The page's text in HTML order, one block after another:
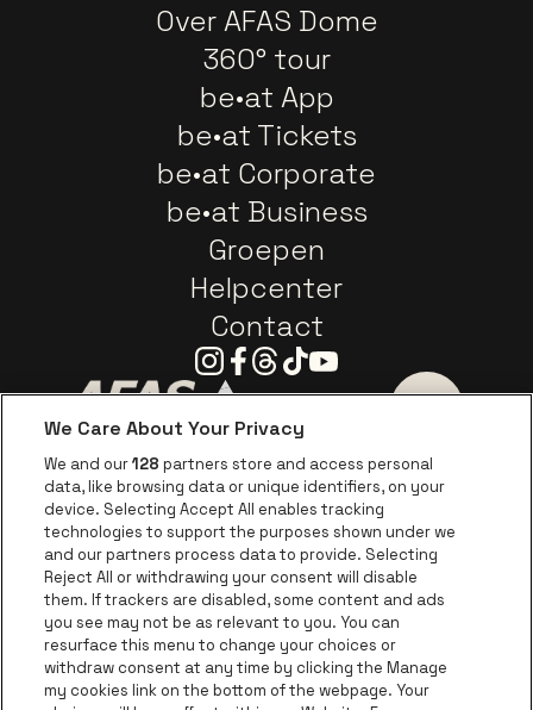
Over AFAS Dome
360° tour
be•at App
be•at Tickets
be•at Corporate
be•at Business
Groepen
Helpcenter
Contact
Instagram
Facebook
Threads
TiktokYoutube
Ga naar
Ga naar de website van Europcar
Ga naar de
Ga naar de website van Coca-Cola
Ga naar de website van
Ga naar de
Ga naar de website van Champagne
Ga naar de website
Ga naar de website van Het
We Care About Your Privacy
We and our128 partners store and access personal
data, like browsing data or unique identifiers, on your
device. Selecting Accept All enables tracking
technologies to support the purposes shown under we
and our partners process data to provide. Selecting
Reject All or withdrawing your consent will disable
them. If trackers are disabled, some content and ads
you see may not be as relevant to you. You can
resurface this menu to change your choices or
withdraw consent at any time by clicking the Manage
my cookies link on the bottom of the webpage. Your